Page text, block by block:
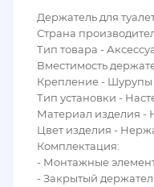
Держатель для
Страна
Тип товара -
Вместимость
Крепление - Шурупы
Тип установки -
Материал изделия -
Цвет изделия -
Комплектация:
- Монтажные
- Закрытый